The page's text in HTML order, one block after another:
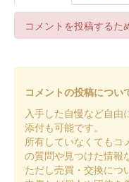
もみじの色付きに合わ
変更されている。
上田城 御城印
販売終了
上田城 御城印
コメントを投稿するた
コメントの投稿につい
入手した自慢など自由
添付も可能です。
所有していなくてもコ
の質問や見つけた情報
ただし売買・交換につ